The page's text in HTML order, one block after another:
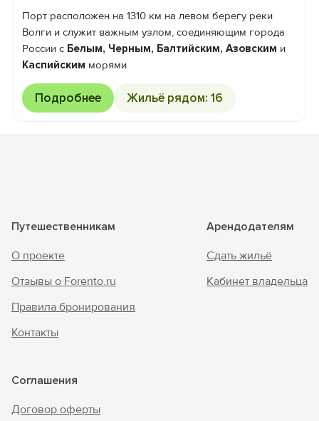
Порт расположен на 1310 км на левом берегу реки
Волги и служит важным узлом, соединяющим города
России с Белым, Черным, Балтийским, Азовским и
Каспийским морями
Подробнее Жильё рядом: 16
Путешественникам
О проекте
Отзывы о Forento.ru
Правила бронирования
Контакты
Арендодателям
Сдать жильё
Кабинет владельца
Соглашения
Договор оферты